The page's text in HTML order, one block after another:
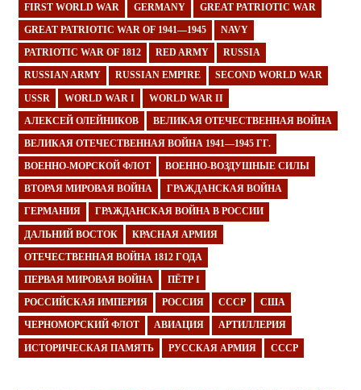
FIRST WORLD WAR GERMANY GREAT PATRIOTIC WAR
GREAT PATRIOTIC WAR OF 1941—1945 NAVY
PATRIOTIC WAR OF 1812 RED ARMY RUSSIA
RUSSIAN ARMY RUSSIAN EMPIRE SECOND WORLD WAR
USSR WORLD WAR I WORLD WAR II
АЛЕКСЕЙ ОЛЕЙНИКОВ ВЕЛИКАЯ ОТЕЧЕСТВЕННАЯ ВОЙНА
ВЕЛИКАЯ ОТЕЧЕСТВЕННАЯ ВОЙНА 1941—1945 ГГ.
ВОЕННО-МОРСКОЙ ФЛОТ ВОЕННО-ВОЗДУШНЫЕ СИЛЫ
ВТОРАЯ МИРОВАЯ ВОЙНА ГРАЖДАНСКАЯ ВОЙНА
ГЕРМАНИЯ ГРАЖДАНСКАЯ ВОЙНА В РОССИИ
ДАЛЬНИЙ ВОСТОК КРАСНАЯ АРМИЯ
ОТЕЧЕСТВЕННАЯ ВОЙНА 1812 ГОДА
ПЕРВАЯ МИРОВАЯ ВОЙНА ПЁТР I
РОССИЙСКАЯ ИМПЕРИЯ РОССИЯ СССР США
ЧЕРНОМОРСКИЙ ФЛОТ АВИАЦИЯ АРТИЛЛЕРИЯ
ИСТОРИЧЕСКАЯ ПАМЯТЬ РУССКАЯ АРМИЯ СССР